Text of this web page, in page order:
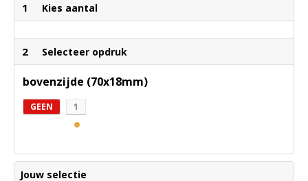
1 Kies aantal
2 Selecteer opdruk
bovenzijde (70x18mm)
GEEN 1
Jouw selectie